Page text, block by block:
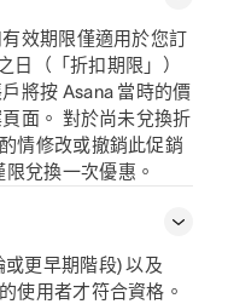
效期限僅適用於您訂
日（「折扣期限」）
將按 Asana 當時的價
面。 對於尚未兌換折
情修改或撤銷此促銷
兌換一次優惠。
更早期階段) 以及
使用者才符合資格。